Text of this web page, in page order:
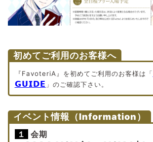
初めてご利用のお客様へ
『FavoteriA』を初めてご利用のお客様は「
𝗚𝗨𝗜𝗗𝗘 」のご確認下さい。
イベント情報（Information）
１ 会期